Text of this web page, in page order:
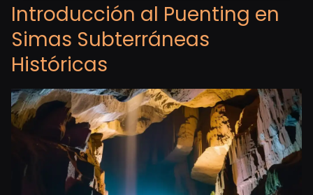
Introducción al Puenting en
Simas Subterráneas
Históricas